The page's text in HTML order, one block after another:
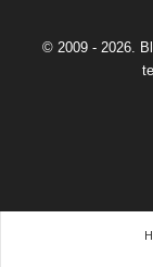
© 2009 - 2026.